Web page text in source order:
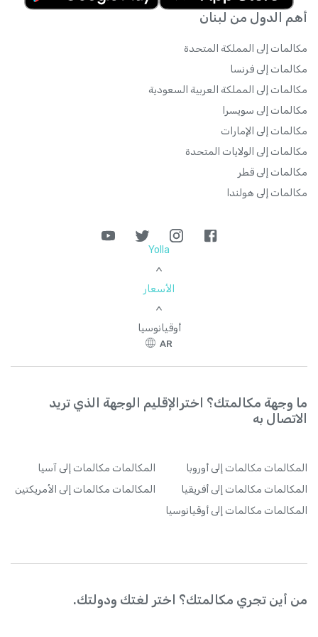
أهم الدول من لبنان
مكالمات إلى المملكة المتحدة
مكالمات إلى فرنسا
مكالمات إلى المملكة العربية السعودية
مكالمات إلى سويسرا
مكالمات إلى الإمارات
مكالمات إلى الولايات المتحدة
مكالمات إلى قطر
مكالمات إلى هولندا
Yolla
>
الأسعار
>
أوقيانوسيا
AR
ما وجهة مكالمتك؟ اخترالإقليم الوجهة الذي تريد
الاتصال به
المكالمات مكالمات إلى أوروبا المكالمات مكالمات إلى آسيا
المكالمات مكالمات إلى أفريقيا المكالمات مكالمات إلى الأمريكتين
المكالمات مكالمات إلى أوقيانوسيا
من أين تجري مكالمتك؟ اختر لغتك ودولتك.